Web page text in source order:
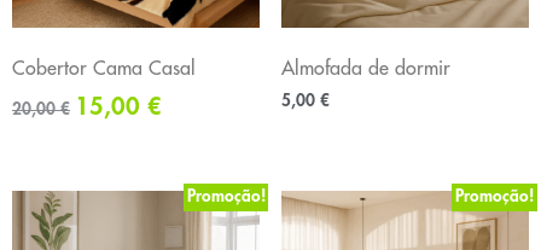
Cobertor Cama Casal
20,00€ 15,00 €
Almofada de dormir
5,00 €
Promoção! Promoção!